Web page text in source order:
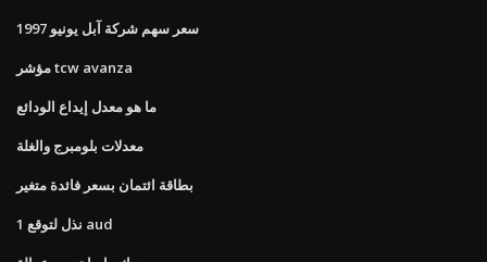
سعر سهم شركة آبل يونيو 1997
مؤشر tcw avanza
ما هو معدل إيداع الودائع
معدلات بلومبرج والغلة
بطاقة ائتمان بسعر فائدة متغير
1 نذل لتوقع aud